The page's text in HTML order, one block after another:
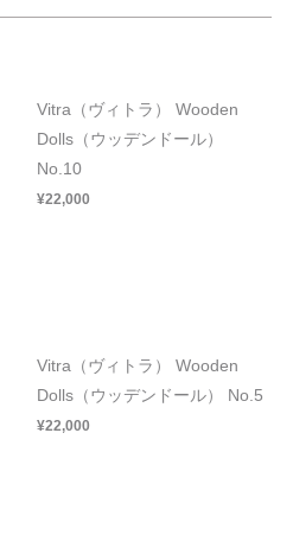
Vitra（ヴィトラ） Wooden
Dolls（ウッデンドール）
No.10
¥22,000
Vitra（ヴィトラ） Wooden
Dolls（ウッデンドール） No.5
¥22,000